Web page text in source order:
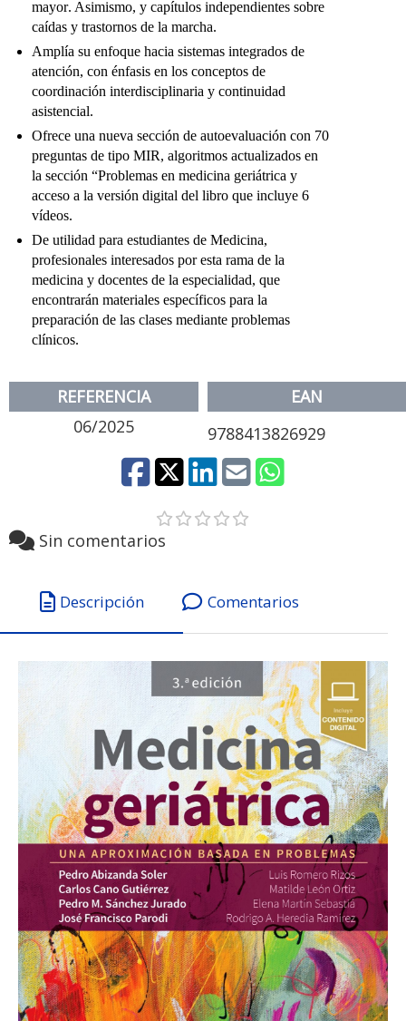
mayor. Asimismo, y capítulos independientes sobre
caídas y trastornos de la marcha.
Amplía su enfoque hacia sistemas integrados de
atención, con énfasis en los conceptos de
coordinación interdisciplinaria y continuidad
asistencial.
Ofrece una nueva sección de autoevaluación con 70
preguntas de tipo MIR, algoritmos actualizados en
la sección “Problemas en medicina geriátrica y
acceso a la versión digital del libro que incluye 6
vídeos.
De utilidad para estudiantes de Medicina,
profesionales interesados por esta rama de la
medicina y docentes de la especialidad, que
encontrarán materiales específicos para la
preparación de las clases mediante problemas
clínicos.
REFERENCIA
06/2025
EAN
9788413826929
Sin comentarios
Descripción Comentarios